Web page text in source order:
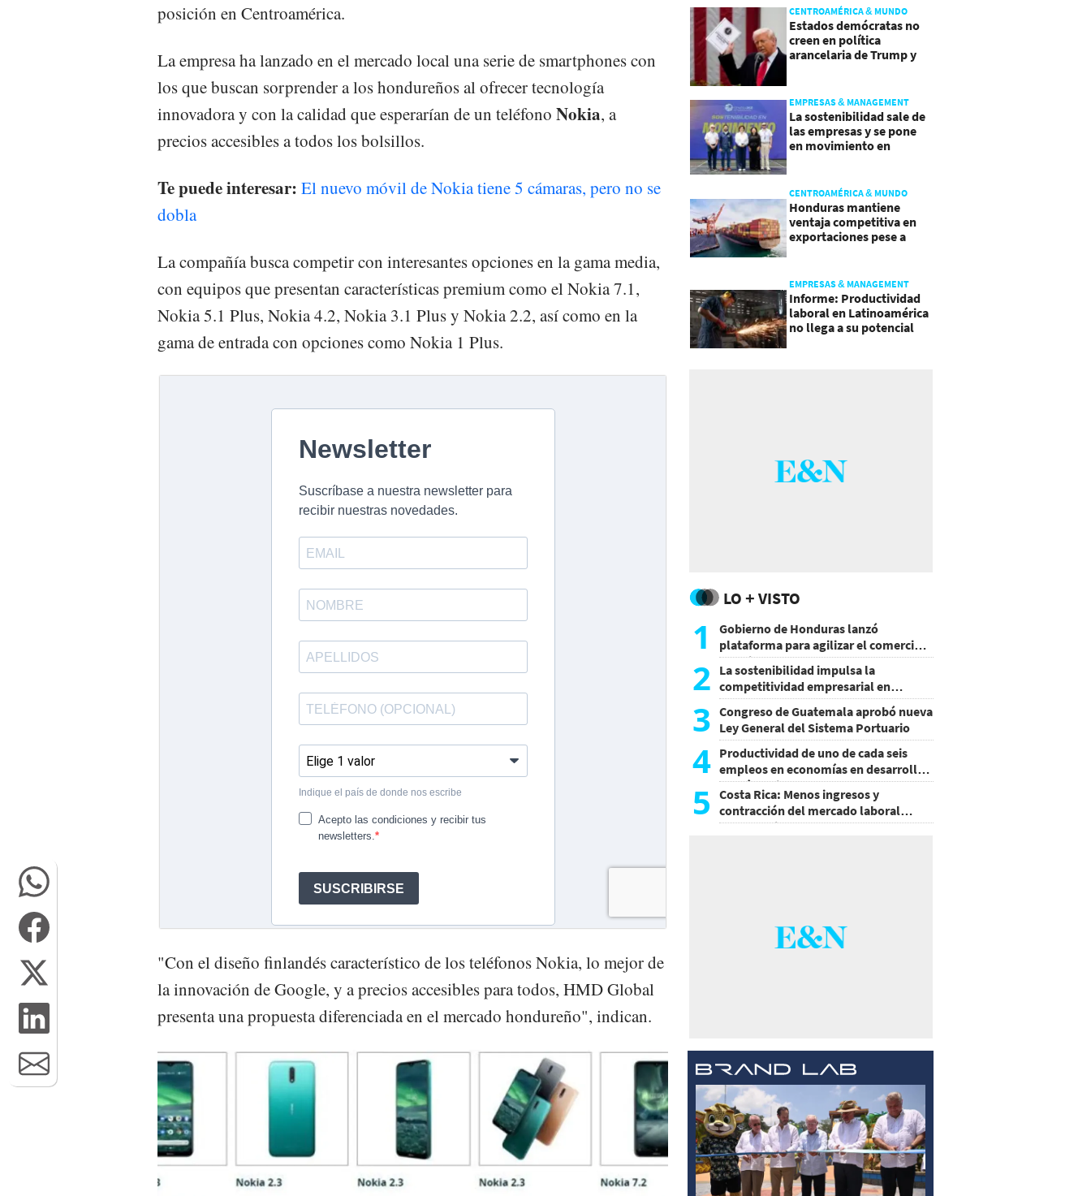
posición en Centroamérica.
La empresa ha lanzado en el mercado local una serie de smartphones con
los que buscan sorprender a los hondureños al ofrecer tecnología
innovadora y con la calidad que esperarían de un teléfono Nokia, a
precios accesibles a todos los bolsillos.
Te puede interesar: El nuevo móvil de Nokia tiene 5 cámaras, pero no se
dobla
La compañía busca competir con interesantes opciones en la gama media,
con equipos que presentan características premium como el Nokia 7.1,
Nokia 5.1 Plus, Nokia 4.2, Nokia 3.1 Plus y Nokia 2.2, así como en la
gama de entrada con opciones como Nokia 1 Plus.
"Con el diseño finlandés característico de los teléfonos Nokia, lo mejor de
la innovación de Google, y a precios accesibles para todos, HMD Global
presenta una propuesta diferenciada en el mercado hondureño", indican.
CENTROAMÉRICA & MUNDO
Estados demócratas no
creen en política
arancelaria de Trump y
EMPRESAS & MANAGEMENT
La sostenibilidad sale de
las empresas y se pone
en movimiento en
CENTROAMÉRICA & MUNDO
Honduras mantiene
ventaja competitiva en
exportaciones pese a
EMPRESAS & MANAGEMENT
Informe: Productividad
laboral en Latinoamérica
no llega a su potencial
LO + VISTO
1
Gobierno de Honduras lanzó
plataforma para agilizar el comercio
exterior
2 La sostenibilidad impulsa la
competitividad empresarial en
Guatemala
3 Congreso de Guatemala aprobó nueva
Ley General del Sistema Portuario
4 Productividad de uno de cada seis
empleos en economías en desarrollo
podría mejorar por la IA
5
Costa Rica: Menos ingresos y
contracción del mercado laboral
causan baja del consumo